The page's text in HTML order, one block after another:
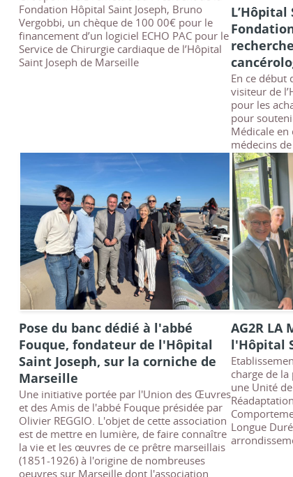
Fondation Hôpital Saint Joseph, Bruno
Vergobbi, un chèque de 100 00€ pour le
financement d’un logiciel ECHO PAC pour le
Service de Chirurgie cardiaque de l’Hôpital
Saint Joseph de Marseille
En ce début
visiteur de
pour les
pour
Médicale en
médecins
Pose du banc dédié à l'abbé
Fouque, fondateur de l'Hôpital
Saint Joseph, sur la corniche de
Marseille
Une initiative portée par l'Union des Œuvres
et des Amis de l'abbé Fouque présidée par
Olivier REGGIO. L'objet de cette association
est de mettre en lumière, de faire connaître
la vie et les œuvres de ce prêtre marseillais
(1851-1926) à l'origine de nombreuses
oeuvres sur Marseille dont l'association
AG2R LA
l'Hôpital
charge de
une Unité
Longue